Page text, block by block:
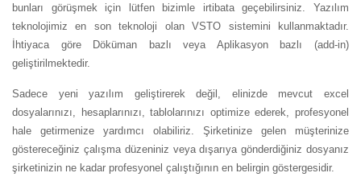
bunları görüşmek için lütfen bizimle irtibata geçebilirsiniz. Yazılım
teknolojimiz en son teknoloji olan VSTO sistemini kullanmaktadır.
İhtiyaca göre Döküman bazlı veya Aplikasyon bazlı (add-in)
geliştirilmektedir.
Sadece yeni yazılım geliştirerek değil, elinizde mevcut excel
dosyalarınızı, hesaplarınızı, tablolarınızı optimize ederek, profesyonel
hale getirmenize yardımcı olabiliriz. Şirketinize gelen müşterinize
göstereceğiniz çalışma düzeniniz veya dışarıya gönderdiğiniz dosyanız
şirketinizin ne kadar profesyonel çalıştığının en belirgin göstergesidir.